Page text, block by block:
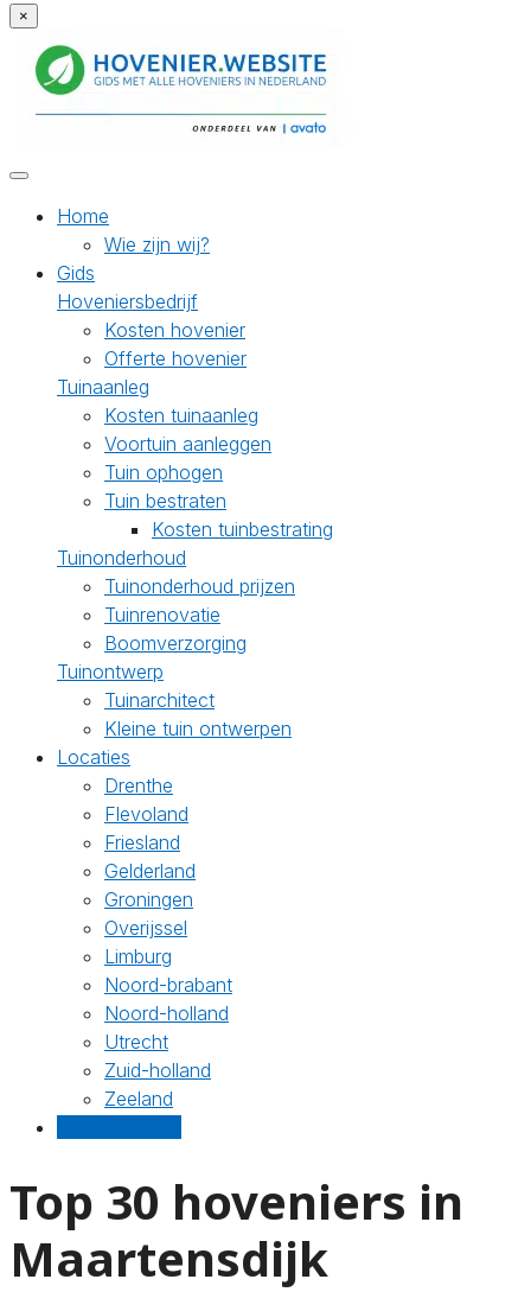
×
Home
Wie zijn wij?
Gids
Hoveniersbedrijf
Kosten hovenier
Offerte hovenier
Tuinaanleg
Kosten tuinaanleg
Voortuin aanleggen
Tuin ophogen
Tuin bestraten
Kosten tuinbestrating
Tuinonderhoud
Tuinonderhoud prijzen
Tuinrenovatie
Boomverzorging
Tuinontwerp
Tuinarchitect
Kleine tuin ontwerpen
Locaties
Drenthe
Flevoland
Friesland
Gelderland
Groningen
Overijssel
Limburg
Noord-brabant
Noord-holland
Utrecht
Zuid-holland
Zeeland
Top 30 hoveniers in
Maartensdijk